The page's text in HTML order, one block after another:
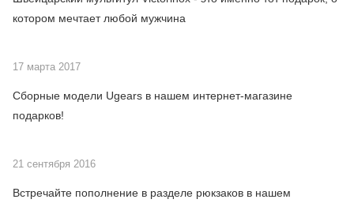
котором мечтает любой мужчина
17 марта 2017
Сборные модели Ugears в нашем интернет-магазине
подарков!
21 сентября 2016
Встречайте пополнение в разделе рюкзаков в нашем